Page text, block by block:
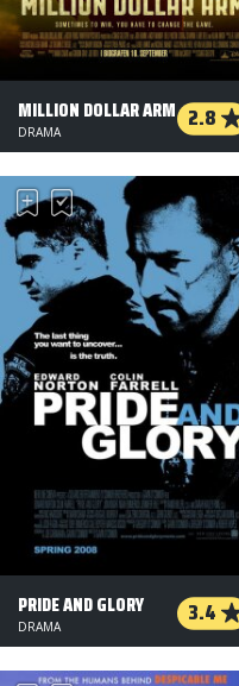
MILLION DOLLAR ARM 2.8
DRAMA
PRIDE AND GLORY 3.4
DRAMA